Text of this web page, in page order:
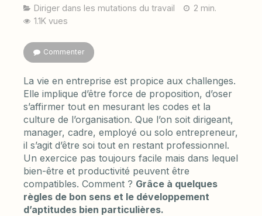
Diriger dans les mutations du travail
2 min.
1.1K vues
Commenter
La vie en entreprise est propice aux challenges.
Elle implique d’être force de proposition, d’oser
s’affirmer tout en mesurant les codes et la
culture de l’organisation. Que l’on soit dirigeant,
manager, cadre, employé ou solo entrepreneur,
il s’agit d’être soi tout en restant professionnel.
Un exercice pas toujours facile mais dans lequel
bien-être et productivité peuvent être
compatibles. Comment ? Grâce à quelques
règles de bon sens et le développement
d’aptitudes bien particulières.